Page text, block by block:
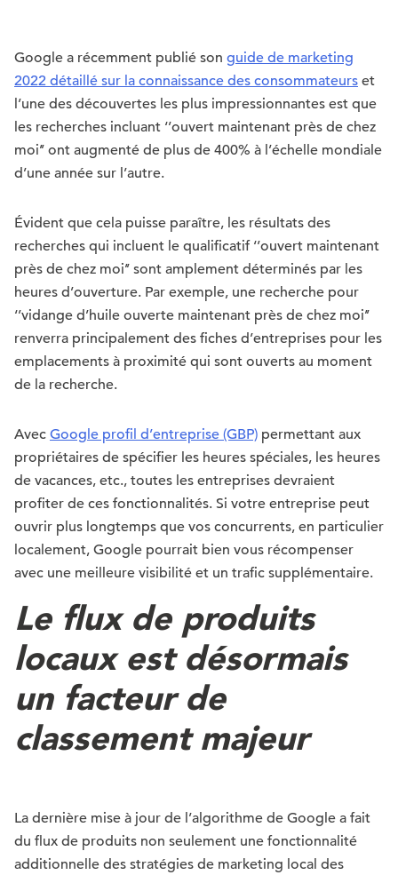
Google a récemment publié son guide de marketing
2022 détaillé sur la connaissance des consommateurs et
l’une des découvertes les plus impressionnantes est que
les recherches incluant ‘’ouvert maintenant près de chez
moi’’ ont augmenté de plus de 400% à l’échelle mondiale
d’une année sur l’autre.
Évident que cela puisse paraître, les résultats des
recherches qui incluent le qualificatif ‘’ouvert maintenant
près de chez moi’’ sont amplement déterminés par les
heures d’ouverture. Par exemple, une recherche pour
‘’vidange d’huile ouverte maintenant près de chez moi’’
renverra principalement des fiches d’entreprises pour les
emplacements à proximité qui sont ouverts au moment
de la recherche.
Avec Google profil d’entreprise (GBP) permettant aux
propriétaires de spécifier les heures spéciales, les heures
de vacances, etc., toutes les entreprises devraient
profiter de ces fonctionnalités. Si votre entreprise peut
ouvrir plus longtemps que vos concurrents, en particulier
localement, Google pourrait bien vous récompenser
avec une meilleure visibilité et un trafic supplémentaire.
Le flux de produits
locaux est désormais
un facteur de
classement majeur
La dernière mise à jour de l’algorithme de Google a fait
du flux de produits non seulement une fonctionnalité
additionnelle des stratégies de marketing local des